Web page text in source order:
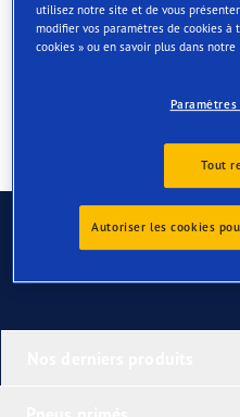
Contact Services
Contactez-nous
utilisez notre site et de vous
modifier vos paramètres de cookies à
cookies » ou en savoir plus dans notre
Tout
Autoriser les cookies